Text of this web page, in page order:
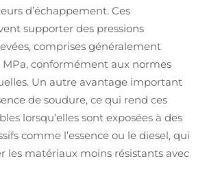
d’échappement. Ces
supporter des pressions
comprises généralement
MPa, conformément aux normes
Un autre avantage important
de soudure, ce qui rend ces
lorsqu’elles sont exposées à des
comme l’essence ou le diesel, qui
les matériaux moins résistants avec